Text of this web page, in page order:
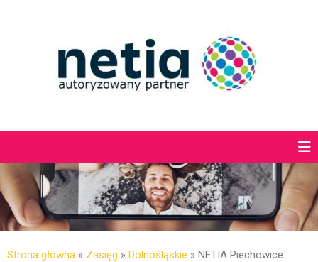
Strona główna » Zasięg » Dolnośląskie » NETIA Piechowice